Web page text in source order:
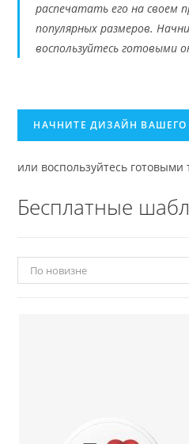
распечатать его на своем
популярных размеров.
воспользуйтесь готовыми
НАЧНИТЕ ДИЗАЙН ВАШЕГО
или воспользуйтесь
Бесплатные
По новизне